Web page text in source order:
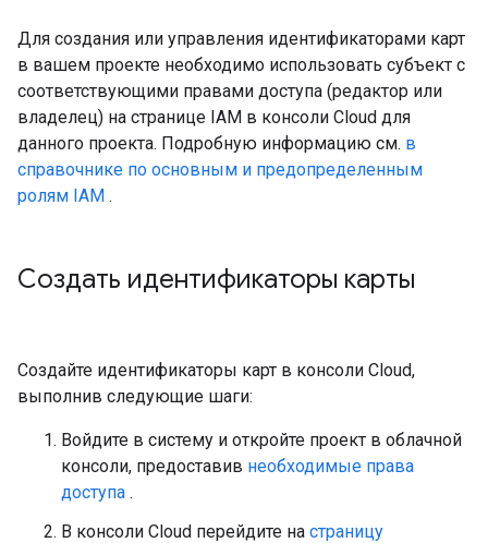
Для создания или управления идентификаторами карт
в вашем проекте необходимо использовать субъект с
соответствующими правами доступа (редактор или
владелец) на странице IAM в консоли Cloud для
данного проекта. Подробную информацию см. в
справочнике по основным и предопределенным
ролям IAM .
Создать идентификаторы карты
Создайте идентификаторы карт в консоли Cloud,
выполнив следующие шаги:
Войдите в систему и откройте проект в облачной
консоли, предоставив необходимые права
доступа .
В консоли Cloud перейдите на страницу